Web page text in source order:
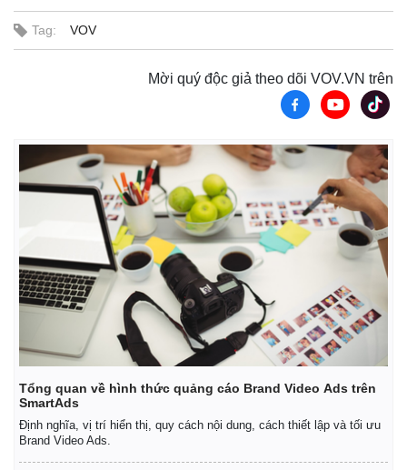
Tag: VOV
Mời quý độc giả theo dõi VOV.VN trên
Tổng quan về hình thức quảng cáo Brand Video Ads trên
SmartAds
Định nghĩa, vị trí hiển thị, quy cách nội dung, cách thiết lập và tối ưu
Brand Video Ads.